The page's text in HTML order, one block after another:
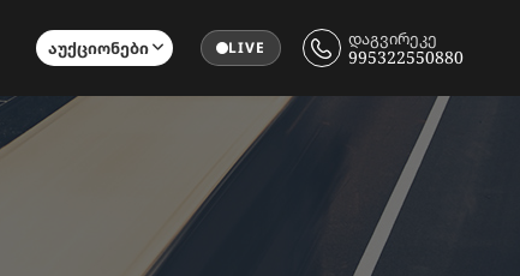
Აუქციონები LIVE დაგვირეკე
995322550880